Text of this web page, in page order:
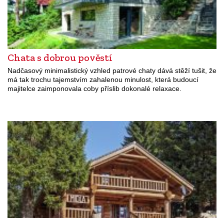
Chata s dobrou pověstí
Nadčasový minimalistický vzhled patrové chaty dává stěží tušit, že
má tak trochu tajemstvím zahalenou minulost, která budoucí
majitelce zaimponovala coby příslib dokonalé relaxace.